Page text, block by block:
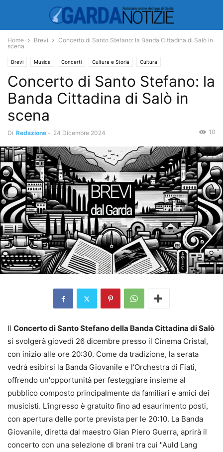
Home Brevi
Concerto di Santo Stefano: la Banda Cittadina di Salò in
scena
Brevi Musica Concerti Cultura e Storia Cultura
Concerto di Santo Stefano: la
Banda Cittadina di Salò in
scena
Di Redazione - 24 Dicembre 2024 10
Il Concerto di Santo Stefano della Banda Cittadina di Salò
si svolgerà giovedì 26 dicembre presso il Cinema Cristal,
con inizio alle ore 20:30. Come da tradizione, la serata
vedrà esibirsi la Banda Giovanile e l'Orchestra di Fiati,
offrendo un'opportunità per festeggiare insieme al
pubblico composto principalmente da familiari e amici dei
musicisti. L'ingresso è gratuito fino ad esaurimento posti,
con apertura delle porte prevista per le 20:10. La Banda
Giovanile, diretta dal maestro Gian Piero Guerra, aprirà il
concerto con una selezione di brani tra cui "Auld Lang